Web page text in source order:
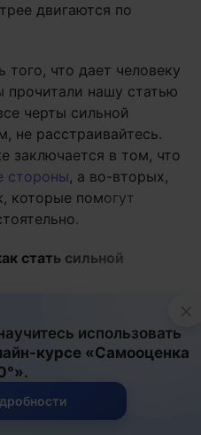
двигаются по
того, что дает человеку
прочитали нашу статью
черты сильной
не расстраивайтесь.
заключается в том, что
стороны, а во-вторых,
которые помогут
стать сильной
говорить правду и
Или вы слишком
давать отпор
свое
(особенно в тех, где
×
использовать
курсе «Самооценка
.